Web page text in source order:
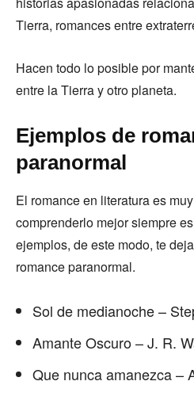
Tierra, romances entre
Hacen todo lo posible por
entre la Tierra y otro planeta.
Ejemplos de
paranormal
El romance en literatura es
comprenderlo mejor siempre
ejemplos, de este modo, te
romance paranormal.
Sol de medianoche –
Amante Oscuro – J. R.
Que nunca amanezca –